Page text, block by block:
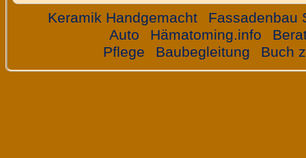
Keramik Handgemacht
Fassadenbau
Auto
Hämatoming.info
Pflege
Baubegleitung Buch